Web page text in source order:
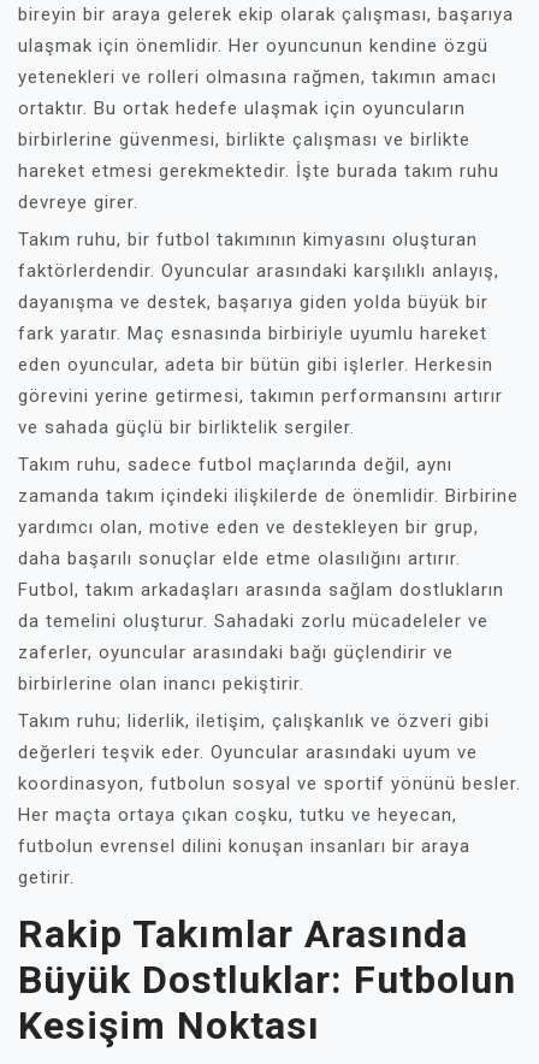
bireyin bir araya gelerek ekip olarak çalışması, başarıya
ulaşmak için önemlidir. Her oyuncunun kendine özgü
yetenekleri ve rolleri olmasına rağmen, takımın amacı
ortaktır. Bu ortak hedefe ulaşmak için oyuncuların
birbirlerine güvenmesi, birlikte çalışması ve birlikte
hareket etmesi gerekmektedir. İşte burada takım ruhu
devreye girer.
Takım ruhu, bir futbol takımının kimyasını oluşturan
faktörlerdendir. Oyuncular arasındaki karşılıklı anlayış,
dayanışma ve destek, başarıya giden yolda büyük bir
fark yaratır. Maç esnasında birbiriyle uyumlu hareket
eden oyuncular, adeta bir bütün gibi işlerler. Herkesin
görevini yerine getirmesi, takımın performansını artırır
ve sahada güçlü bir birliktelik sergiler.
Takım ruhu, sadece futbol maçlarında değil, aynı
zamanda takım içindeki ilişkilerde de önemlidir. Birbirine
yardımcı olan, motive eden ve destekleyen bir grup,
daha başarılı sonuçlar elde etme olasılığını artırır.
Futbol, takım arkadaşları arasında sağlam dostlukların
da temelini oluşturur. Sahadaki zorlu mücadeleler ve
zaferler, oyuncular arasındaki bağı güçlendirir ve
birbirlerine olan inancı pekiştirir.
Takım ruhu; liderlik, iletişim, çalışkanlık ve özveri gibi
değerleri teşvik eder. Oyuncular arasındaki uyum ve
koordinasyon, futbolun sosyal ve sportif yönünü besler.
Her maçta ortaya çıkan coşku, tutku ve heyecan,
futbolun evrensel dilini konuşan insanları bir araya
getirir.
Rakip Takımlar Arasında
Büyük Dostluklar: Futbolun
Kesişim Noktası